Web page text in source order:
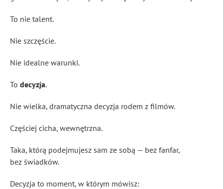
To nie talent.
Nie szczęście.
Nie idealne warunki.
To decyzja.
Nie wielka, dramatyczna decyzja rodem z filmów.
Częściej cicha, wewnętrzna.
Taka, którą podejmujesz sam ze sobą — bez fanfar,
bez świadków.
Decyzja to moment, w którym mówisz: